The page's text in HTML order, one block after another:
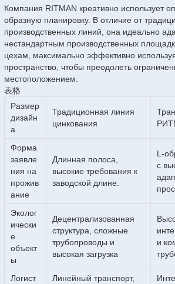
Компания RITMAN креативно использует
образную планировку. В отличие от
производственных линий, она идеально
нестандартным производственных
цехам, максимально эффективно
пространство, чтобы преодолеть
местоположением.
表格
Размер
дизайн
а
Традиционная линия
цинкования
Форма
заявле
ния на
прожив
ание
Длинная полоса,
высокие требования к
заводской длине.
L-
с
Эколог
ически
е
объект
ы
Децентрализованная
структура, сложные
трубопроводы и
высокая загрузка
и
Логист
Линейный транспорт,